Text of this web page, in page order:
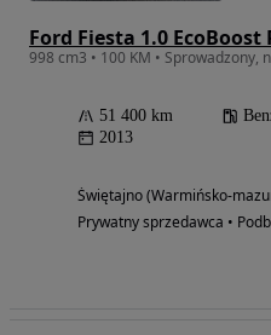
Ford Fiesta 1.0
998 cm3 • 100 KM • Sprowadzony,
51 400 km
2013
Świętajno (Warmińsko-
Prywatny sprzedawca •